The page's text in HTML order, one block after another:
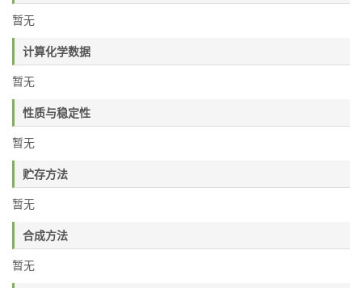
暂无
计算化学数据
暂无
性质与稳定性
暂无
贮存方法
暂无
合成方法
暂无